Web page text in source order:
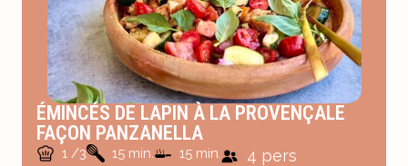
ÉMINCÉS DE LAPIN À LA PROVENÇALE
FAÇON PANZANELLA
1 /3 15 min. 15 min. 4 pers